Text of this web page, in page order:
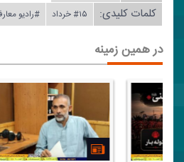
کلمات کلیدی:
#۱۵ خرداد #رادیو
در همین زمینه